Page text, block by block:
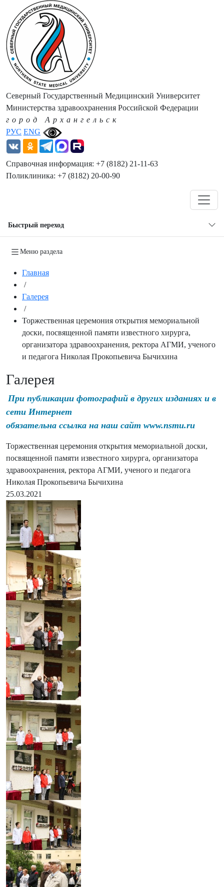
РУС ENG
Северный Государственный Медицинский Университет
Министерства здравоохранения Российской Федерации
город Архангельск
Справочная информация: +7 (8182) 21-11-63
Поликлиника: +7 (8182) 20-00-90
Быстрый переход
Меню раздела
Главная
/
Галерея
/
Торжественная церемония открытия мемориальной
доски, посвященной памяти известного хирурга,
организатора здравоохранения, ректора АГМИ, ученого
и педагога Николая Прокопьевича Бычихина
Галерея
При публикации фотографий в других изданиях и в
сети Интернет
обязательна ссылка на наш сайт www.nsmu.ru
Торжественная церемония открытия мемориальной доски,
посвященной памяти известного хирурга, организатора
здравоохранения, ректора АГМИ, ученого и педагога
Николая Прокопьевича Бычихина
25.03.2021